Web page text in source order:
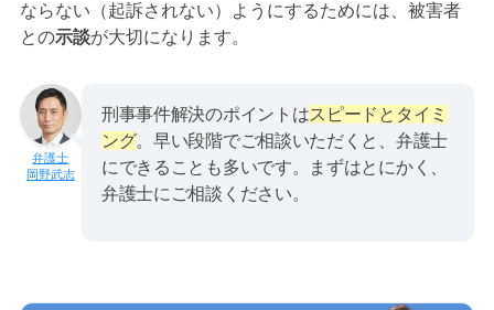
ならない（起訴されない）ようにするためには、被害者
との示談が大切になります。
岡野武志
刑事事件解決のポイントはスピードとタイミ
ング。早い段階でご相談いただくと、弁護士
にできることも多いです。まずはとにかく、
弁護士にご相談ください。